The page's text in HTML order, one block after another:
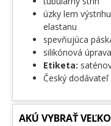
úzky lem
elastanu
spevňujúca
silikónová úprava
Etiketa:
Český
AKÚ VYBRAŤ